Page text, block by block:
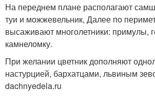
На переднем плане располагают
туи и можжевельник, Далее по
высаживают многолетники: примулы,
камнеломку.
При желании цветник дополняют
настурцией, бархатцами, львиным
dachnyedela.ru